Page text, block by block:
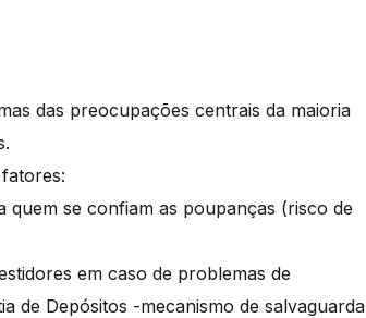
das preocupações centrais da maioria
quem se confiam as poupanças (risco de
em caso de problemas de
de Depósitos -mecanismo de salvaguarda